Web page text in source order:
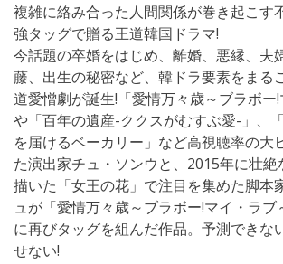
複雑に絡み合った人間関係が巻き起こす
強タッグで贈る王道韓国ドラマ!
今話題の卒婚をはじめ、離婚、悪縁、夫
藤、出生の秘密など、韓ドラ要素をまる
道愛憎劇が誕生!「愛情万々歳～ブラボー!
や「百年の遺産-ククスがむすぶ愛-」、
を届けるベーカリー」など高視聴率の大
た演出家チュ・ソンウと、2015年に壮絶
描いた「女王の花」で注目を集めた脚本
ュが「愛情万々歳～ブラボー!マイ・ラブ
に再びタッグを組んだ作品。予測できな
せない!